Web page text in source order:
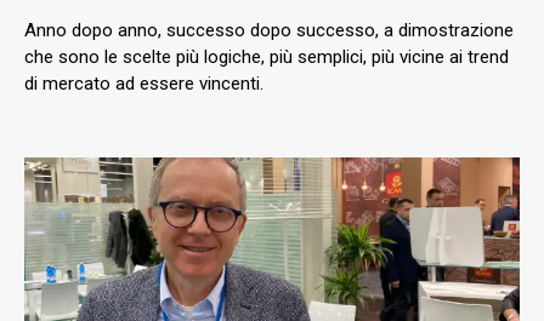
Anno dopo anno, successo dopo successo, a dimostrazione
che sono le scelte più logiche, più semplici, più vicine ai trend
di mercato ad essere vincenti.